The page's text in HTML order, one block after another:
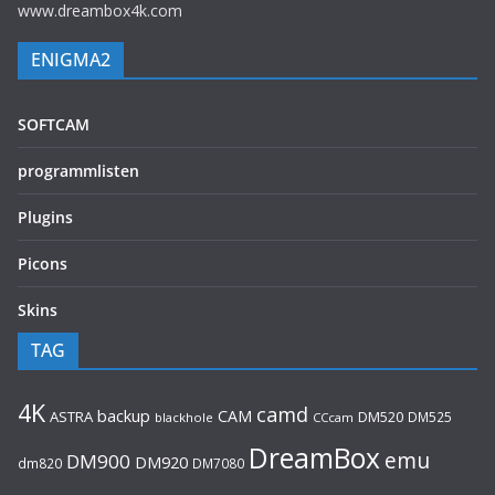
www.dreambox4k.com
ENIGMA2
SOFTCAM
programmlisten
Plugins
Picons
Skins
TAG
4K ASTRA backup blackhole CAM camd CCcam DM520 DM525
dm820 DM900 DM920 DM7080 DreamBoxemu